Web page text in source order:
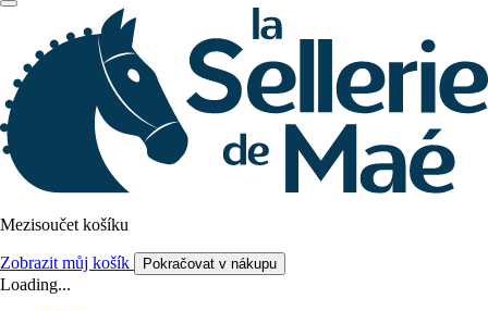
Mezisoučet košíku
Zobrazit můj košík Pokračovat v nákupu
Loading...